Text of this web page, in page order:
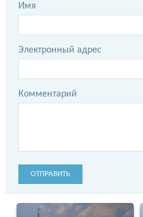
Имя
Электронный адрес
Комментарий
ОТПРАВИТЬ